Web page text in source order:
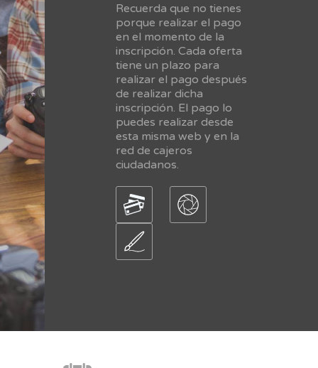
Recuerda que no tienes
porque realizar el pago
en el momento de la
inscripción. Cada oferta
tiene un plazo para
realizar el pago después
de realizar dicha
inscripción. El pago lo
puedes realizar desde
esta misma web y en la
red de cajeros
ciudadanos.